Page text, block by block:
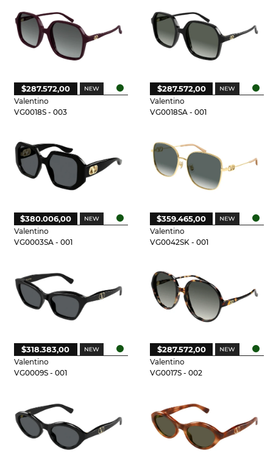
Valentino
VG0018S - 003
$287.572,00
Valentino
VG0018SA - 001
$287.572,00
Valentino
VG0003SA - 001
$380.006,00
Valentino
VG0042SK - 001
$359.465,00
Valentino
VG0009S - 001
$318.383,00
Valentino
VG0017S - 002
$287.572,00